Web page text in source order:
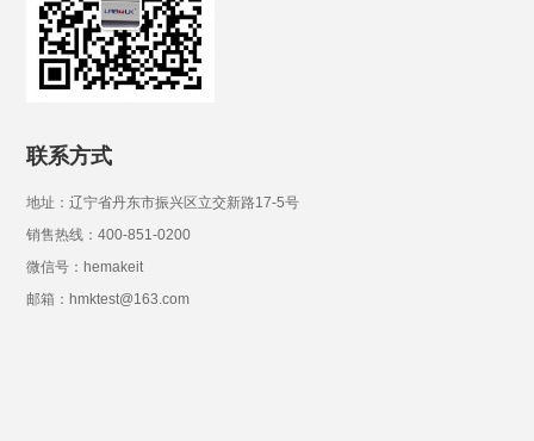
联系方式
地址：辽宁省丹东市振兴区立交新路17-5号
销售热线：400-851-0200
微信号：hemakeit
邮箱：hmktest@163.com